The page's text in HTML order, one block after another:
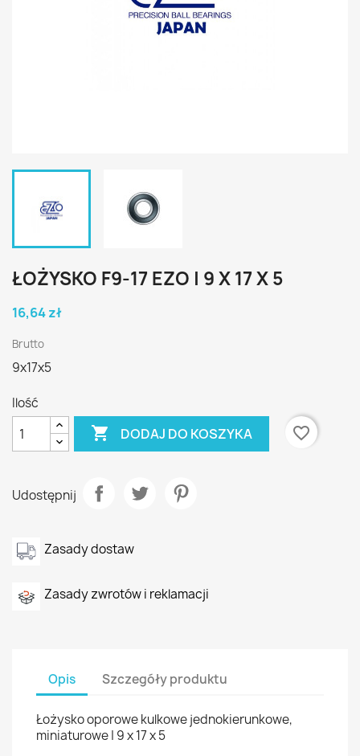
ŁOŻYSKO F9-17 EZO | 9 X 17 X 5
16,64 zł
Brutto
9x17x5
Ilość
 DODAJ DO KOSZYKA favorite_border
Udostępnij
Zasady dostaw
Zasady zwrotów i reklamacji
Opis Szczegóły produktu
Łożysko oporowe kulkowe jednokierunkowe,
miniaturowe | 9 x 17 x 5